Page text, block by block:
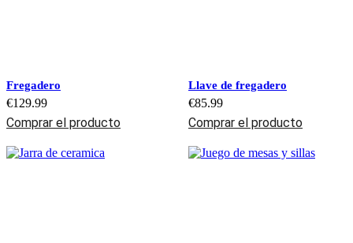
Fregadero
€129.99
Comprar el producto
Llave de fregadero
€85.99
Comprar el producto